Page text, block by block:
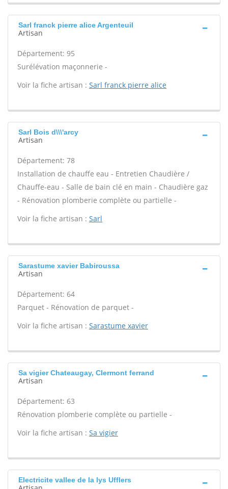
Sarl franck pierre alice Argenteuil
Artisan
Département: 95
Surélévation maçonnerie -
Voir la fiche artisan : Sarl franck pierre alice
Sarl Bois d\\\'arcy
Artisan
Département: 78
Installation de chauffe eau - Entretien Chaudière /
Chauffe-eau - Salle de bain clé en main - Chaudière gaz
- Rénovation plomberie complète ou partielle -
Voir la fiche artisan : Sarl
Sarastume xavier Babiroussa
Artisan
Département: 64
Parquet - Rénovation de parquet -
Voir la fiche artisan : Sarastume xavier
Sa vigier Chateaugay, Clermont ferrand
Artisan
Département: 63
Rénovation plomberie complète ou partielle -
Voir la fiche artisan : Sa vigier
Electricite vallee de la lys Ufflers